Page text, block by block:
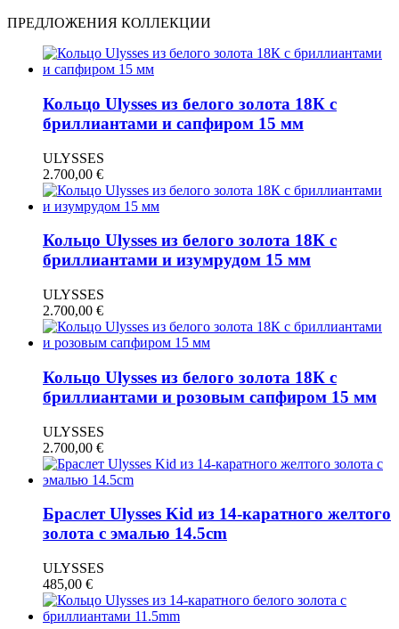
ПРЕДЛОЖЕНИЯ КОЛЛЕКЦИИ
Кольцо Ulysses из белого золота 18К с
бриллиантами и сапфиром 15 мм
ULYSSES
2.700,00 €
Кольцо Ulysses из белого золота 18К с
бриллиантами и изумрудом 15 мм
ULYSSES
2.700,00 €
Кольцо Ulysses из белого золота 18К с
бриллиантами и розовым сапфиром 15 мм
ULYSSES
2.700,00 €
Браслет Ulysses Kid из 14-каратного желтого
золота с эмалью 14.5cm
ULYSSES
485,00 €